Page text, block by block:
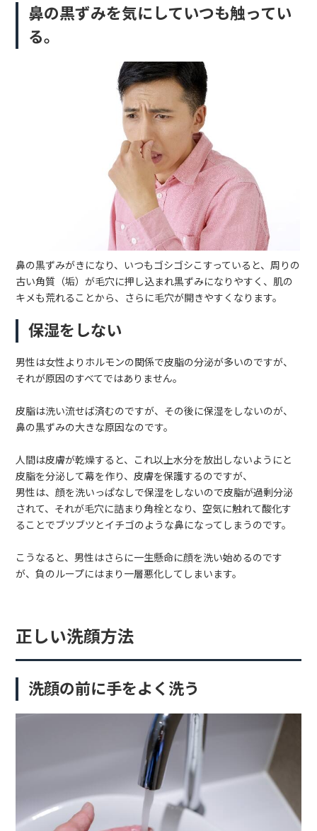
鼻の黒ずみを気にしていつも触ってい
る。
鼻の黒ずみがきになり、いつもゴシゴシこすっていると、周りの
古い角質（垢）が毛穴に押し込まれ黒ずみになりやすく、肌の
キメも荒れることから、さらに毛穴が開きやすくなります。
保湿をしない
男性は女性よりホルモンの関係で皮脂の分泌が多いのですが、
それが原因のすべてではありません。
皮脂は洗い流せば済むのですが、その後に保湿をしないのが、
鼻の黒ずみの大きな原因なのです。
人間は皮膚が乾燥すると、これ以上水分を放出しないようにと
皮脂を分泌して幕を作り、皮膚を保護するのですが、
男性は、顔を洗いっぱなしで保湿をしないので皮脂が過剰分泌
されて、それが毛穴に詰まり角栓となり、空気に触れて酸化す
ることでブツブツとイチゴのような鼻になってしまうのです。
こうなると、男性はさらに一生懸命に顔を洗い始めるのです
が、負のループにはまり一層悪化してしまいます。
正しい洗顔方法
洗顔の前に手をよく洗う